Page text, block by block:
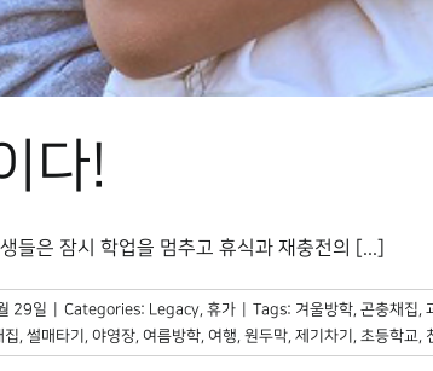
다!
들은 잠시 학업을 멈추고 휴식과 재충전의 [...]
29일 Categories: Legacy 휴가 Tags: 겨울방학 곤충채집
집 썰매타기 야영장 여름방학 여행 원두막 제기차기 초등학교